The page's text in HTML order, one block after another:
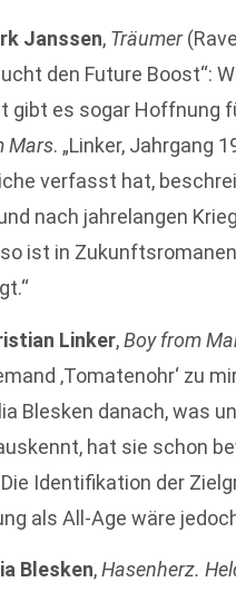
Janssen, Träumer
den Future Boost“:
gibt es sogar Hoffnung
Mars. „Linker, Jahrgang
verfasst hat,
nach jahrelangen
ist in
Linker,Boy from
‚Tomatenohr‘ zu
Blesken danach, was
hat sie schon
Die Identifikation der
als All-Age wäre
Blesken,Hasenherz.